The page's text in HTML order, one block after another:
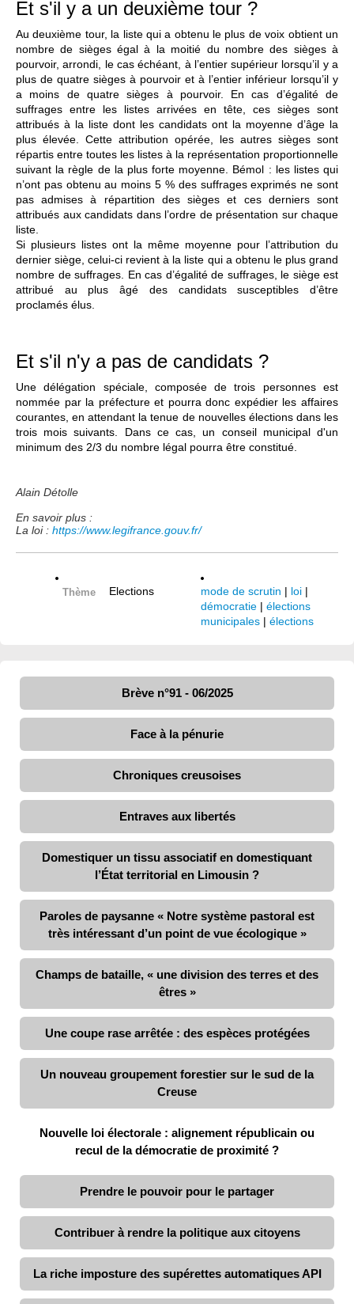
Et s'il y a un deuxième tour ?
Au deuxième tour, la liste qui a obtenu le plus de voix obtient un
nombre de sièges égal à la moitié du nombre des sièges à
pourvoir, arrondi, le cas échéant, à l’entier supérieur lorsqu’il y a
plus de quatre sièges à pourvoir et à l’entier inférieur lorsqu’il y
a moins de quatre sièges à pourvoir. En cas d’égalité de
suffrages entre les listes arrivées en tête, ces sièges sont
attribués à la liste dont les candidats ont la moyenne d’âge la
plus élevée. Cette attribution opérée, les autres sièges sont
répartis entre toutes les listes à la représentation proportionnelle
suivant la règle de la plus forte moyenne. Bémol : les listes qui
n’ont pas obtenu au moins 5 % des suffrages exprimés ne sont
pas admises à répartition des sièges et ces derniers sont
attribués aux candidats dans l’ordre de présentation sur chaque
liste.
Si plusieurs listes ont la même moyenne pour l’attribution du
dernier siège, celui-ci revient à la liste qui a obtenu le plus grand
nombre de suffrages. En cas d’égalité de suffrages, le siège est
attribué au plus âgé des candidats susceptibles d’être
proclamés élus.
Et s'il n'y a pas de candidats ?
Une délégation spéciale, composée de trois personnes est
nommée par la préfecture et pourra donc expédier les affaires
courantes, en attendant la tenue de nouvelles élections dans les
trois mois suivants. Dans ce cas, un conseil municipal d'un
minimum des 2/3 du nombre légal pourra être constitué.
Alain Détolle
En savoir plus :
La loi : https://www.legifrance.gouv.fr/
Thème Elections mode de scrutin | loi |
démocratie | élections
municipales | élections
Brève n°91 - 06/2025
Face à la pénurie
Chroniques creusoises
Entraves aux libertés
Domestiquer un tissu associatif en domestiquant
l’État territorial en Limousin ?
Paroles de paysanne « Notre système pastoral est
très intéressant d’un point de vue écologique »
Champs de bataille, « une division des terres et des
êtres »
Une coupe rase arrêtée : des espèces protégées
Un nouveau groupement forestier sur le sud de la
Creuse
Nouvelle loi électorale : alignement républicain ou
recul de la démocratie de proximité ?
Prendre le pouvoir pour le partager
Contribuer à rendre la politique aux citoyens
La riche imposture des supérettes automatiques API